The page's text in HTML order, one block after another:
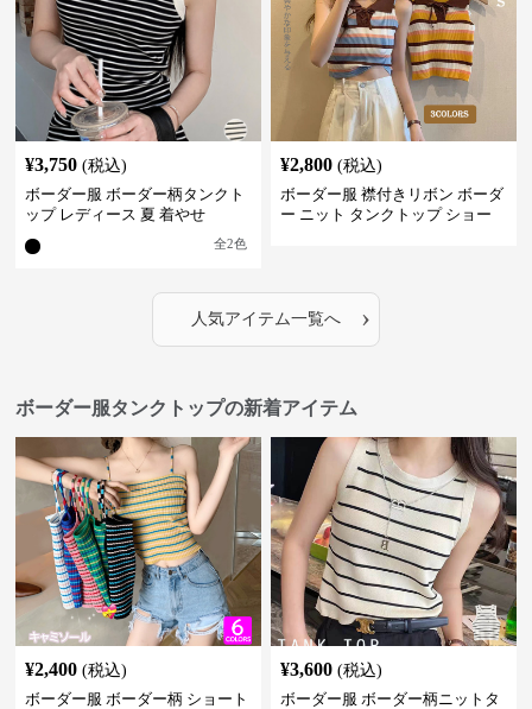
¥3,750 (税込)
ボーダー服 ボーダー柄タンクト
ップ レディース 夏 着やせ
全2色
¥2,800 (税込)
ボーダー服 襟付きリボン ボーダ
ー ニット タンクトップ ショー
人気アイテム一覧へ ›
ボーダー服タンクトップの新着アイテム
¥2,400 (税込)
ボーダー服 ボーダー柄 ショート
¥3,600 (税込)
ボーダー服 ボーダー柄ニットタ